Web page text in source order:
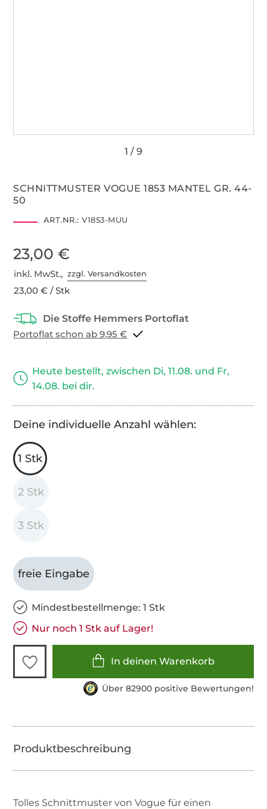
SCHNITTMUSTER VOGUE 1853 MANTEL GR. 44-
50
ART.NR.: V1853-MUU
23,00 €
inkl. MwSt.,zzgl. Versandkosten
23,00 € / Stk
Portoflat schon ab 9,95 €
Heute bestellt, zwischen Di, 11.08. und Fr,
14.08. bei dir.
Deine individuelle Anzahl wählen:
1 Stk
2 Stk
3 Stk
freie Eingabe
Mindestbestellmenge: 1 Stk
Nur noch 1 Stk auf Lager!
In deinen Warenkorb
Über 82900 positive Bewertungen!
Tolles Schnittmuster von Vogue für einen